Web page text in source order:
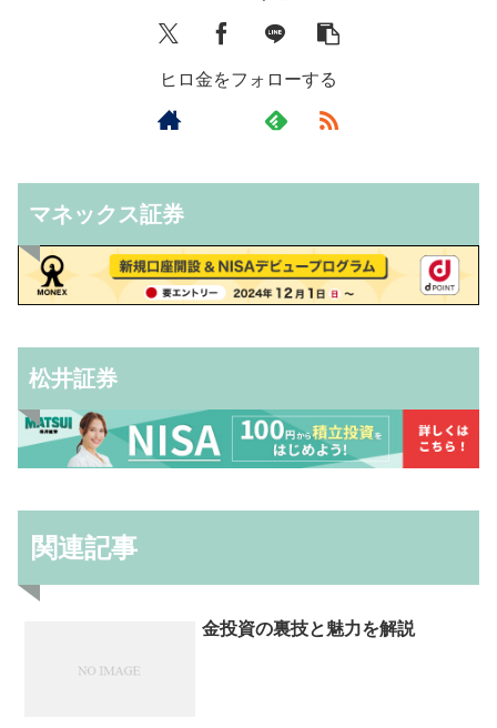
ヒロ金をフォローする
マネックス証券
松井証券
関連記事
金投資の裏技と魅力を解説